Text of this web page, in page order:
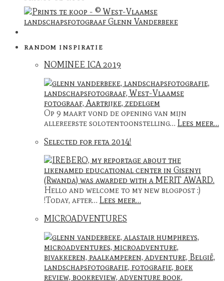
RANDOM INSPIRATIE
NOMINEE ICA 2019
Op 9 maart vond de opening van mijn
allereerste solotentoonstelling… Lees meer…
Selected for feta 2014!
Hello and welcome to my new blogpost :)
!Today, after… Lees meer…
MICROADVENTURES